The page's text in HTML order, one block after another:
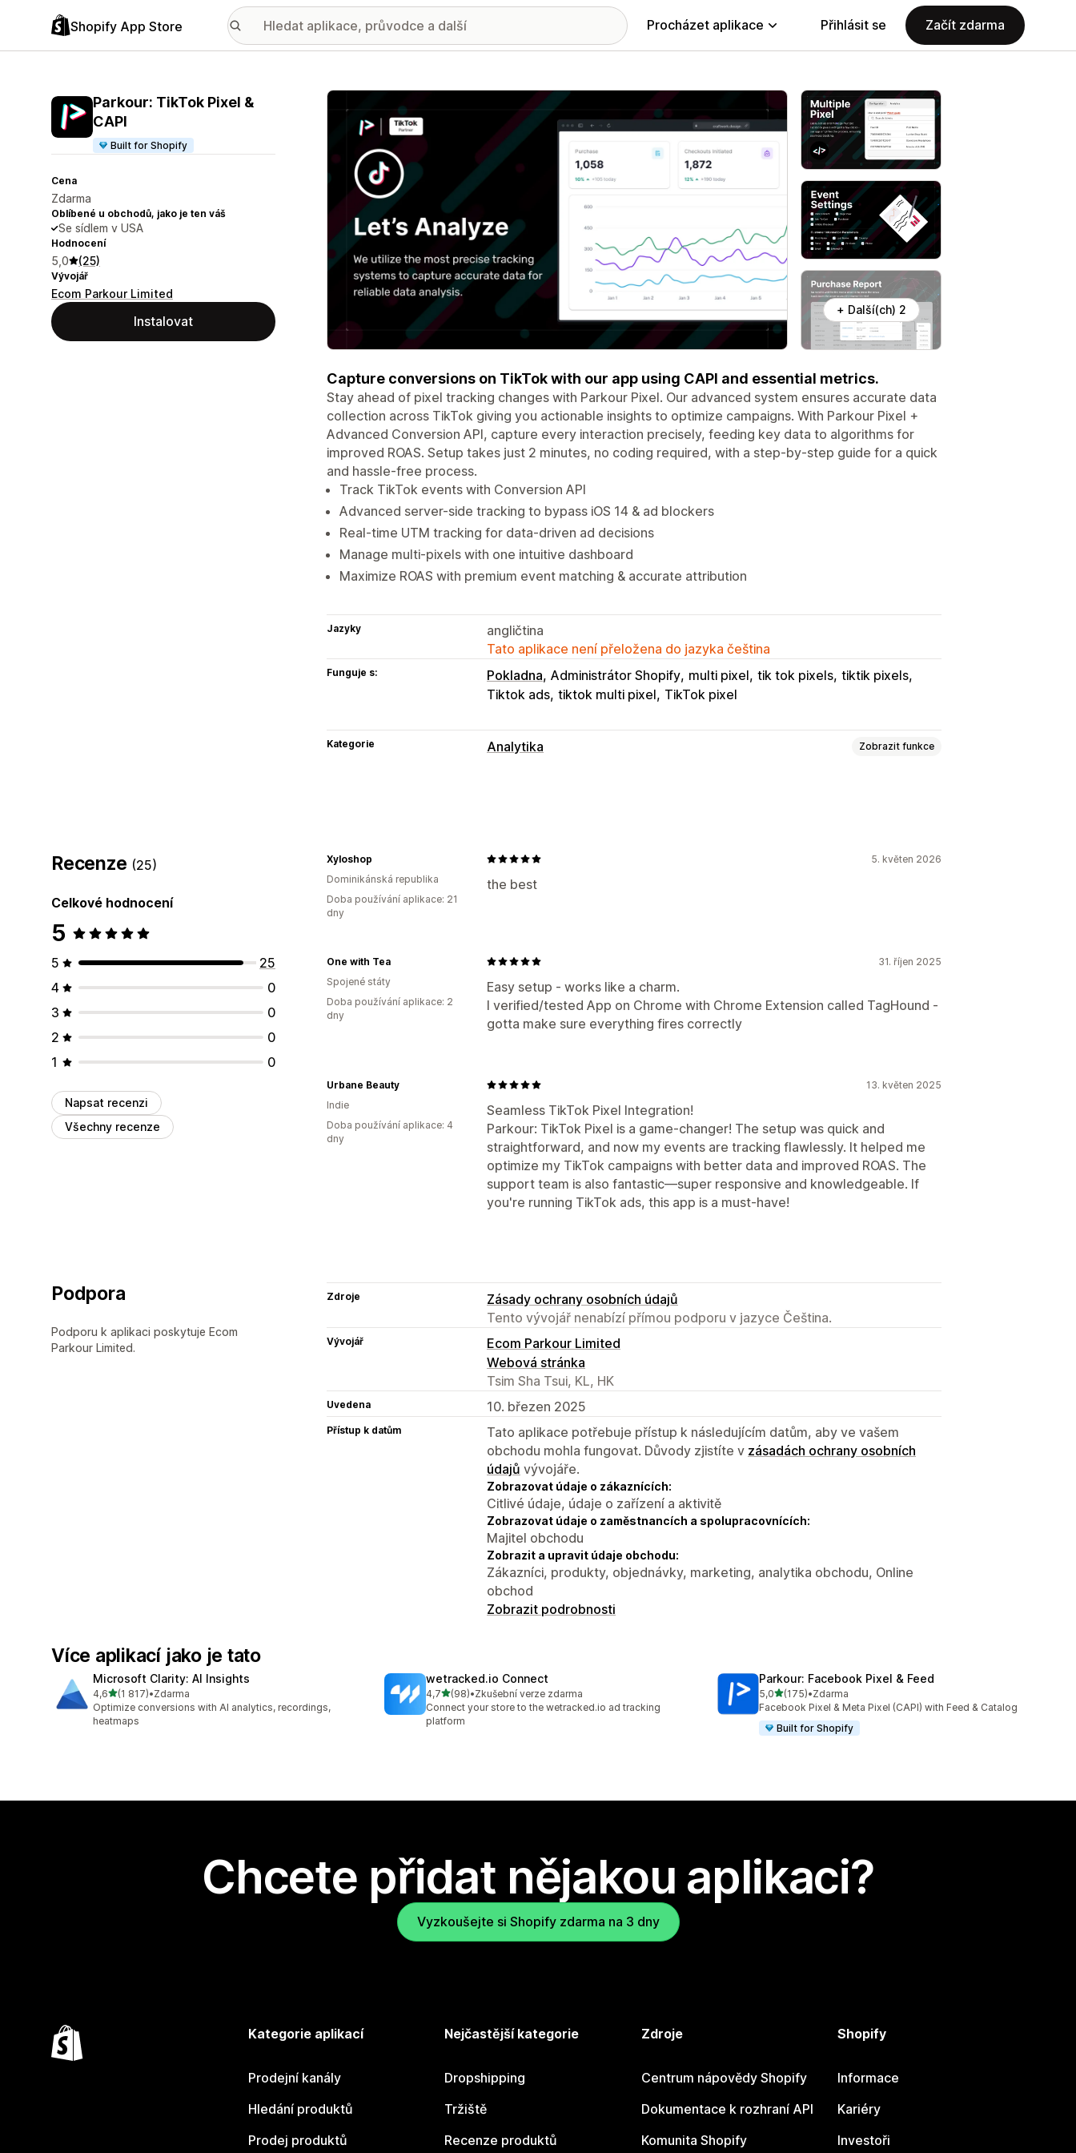
Shopify App Store Procházet aplikace Přihlásit se Začít zdarma
Parkour: TikTok Pixel &
CAPI
Built for Shopify
Cena
Zdarma
Oblíbené u obchodů, jako je ten váš
Se sídlem v USA
Hodnocení
5,0 (25)
Vývojář
Ecom Parkour Limited
Instalovat
Galerie propagovaných obrázků
+ Další(ch) 2
Capture conversions on TikTok with our app using CAPI and essential metrics.
Stay ahead of pixel tracking changes with Parkour Pixel. Our advanced system ensures accurate data
collection across TikTok giving you actionable insights to optimize campaigns. With Parkour Pixel +
Advanced Conversion API, capture every interaction precisely, feeding key data to algorithms for
improved ROAS. Setup takes just 2 minutes, no coding required, with a step-by-step guide for a quick
and hassle-free process.
Track TikTok events with Conversion API
Advanced server-side tracking to bypass iOS 14 & ad blockers
Real-time UTM tracking for data-driven ad decisions
Manage multi-pixels with one intuitive dashboard
Maximize ROAS with premium event matching & accurate attribution
Jazyky
angličtina
Tato aplikace není přeložena do jazyka čeština
Funguje s: Pokladna Administrátor Shopify multi pixel tik tok pixels tiktik pixels
Tiktok ads tiktok multi pixel TikTok pixel
Kategorie Analytika Zobrazit funkce
Atribuce marketingu
Sledování UTM
Recenze (25)
Celkové hodnocení
5
5
25
4
0
3
0
2
0
1
0
Napsat recenzi
Všechny recenze
5. květen 2026
the best
Xyloshop
Dominikánská republika
Doba používání aplikace: 21
dny
31. říjen 2025
Easy setup - works like a charm.
I verified/tested App on Chrome with Chrome Extension called TagHound -
gotta make sure everything fires correctly
One with Tea
Spojené státy
Doba používání aplikace: 2
dny
13. květen 2025
Seamless TikTok Pixel Integration!
Parkour: TikTok Pixel is a game-changer! The setup was quick and
straightforward, and now my events are tracking flawlessly. It helped me
optimize my TikTok campaigns with better data and improved ROAS. The
support team is also fantastic—super responsive and knowledgeable. If
you're running TikTok ads, this app is a must-have!
Urbane Beauty
Indie
Doba používání aplikace: 4
dny
Podpora
Podporu k aplikaci poskytuje Ecom
Parkour Limited.
Zdroje
Zásady ochrany osobních údajů
Tento vývojář nenabízí přímou podporu v jazyce Čeština.
Vývojář
Ecom Parkour Limited
Webová stránka
Tsim Sha Tsui, KL, HK
Uvedena 10. březen 2025
Přístup k datům
Tato aplikace potřebuje přístup k následujícím datům, aby ve vašem
obchodu mohla fungovat. Důvody zjistíte v zásadách ochrany osobních
údajů vývojáře.
Zobrazovat údaje o zákaznících:
Citlivé údaje, údaje o zařízení a aktivitě
Zobrazovat údaje o zaměstnancích a spolupracovnících:
Majitel obchodu
Zobrazit a upravit údaje obchodu:
Zákazníci, produkty, objednávky, marketing, analytika obchodu, Online
obchod
Zobrazit podrobnosti
Více aplikací jako je tato
Microsoft Clarity: AI Insights
4,6z 5 hvězd
(1 817)
Celkový počet recenzí: 1817
•Zdarma
Optimize conversions with AI analytics, recordings,
heatmaps
wetracked.io Connect
4,7z 5 hvězd
(98)
Celkový počet recenzí: 98
•Zkušební verze zdarma
Connect your store to the wetracked.io ad tracking
platform
Parkour: Facebook Pixel & Feed
5,0z 5 hvězd
(175)
Celkový počet recenzí: 175
•Zdarma
Facebook Pixel & Meta Pixel (CAPI) with Feed & Catalog
Built for Shopify
Chcete přidat nějakou aplikaci?
Vyzkoušejte si Shopify zdarma na 3 dny
Kategorie aplikací
Prodejní kanály
Hledání produktů
Prodej produktů
Nejčastější kategorie
Dropshipping
Tržiště
Recenze produktů
Zdroje
Centrum nápovědy Shopify
Dokumentace k rozhraní API
Komunita Shopify
Shopify
Informace
Kariéry
Investoři